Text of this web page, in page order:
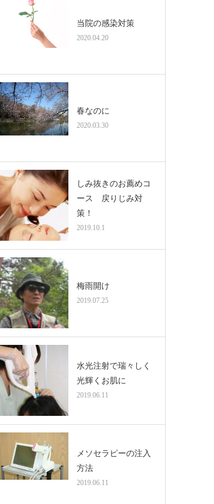
当院の感染対策
2020.04.20
春なのに
2020.03.30
しみ抜きのお薦めコ
ース 戻りじみ対
策！
2019.10.1
梅雨開け
2019.07.25
水光注射で瑞々しく
光輝くお肌に
2019.06.11
メソセラピーの注入
方法
2019.06.11